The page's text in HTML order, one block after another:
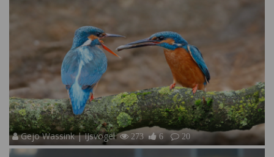
Gejo Wassink | IJsvogel 273 6 20